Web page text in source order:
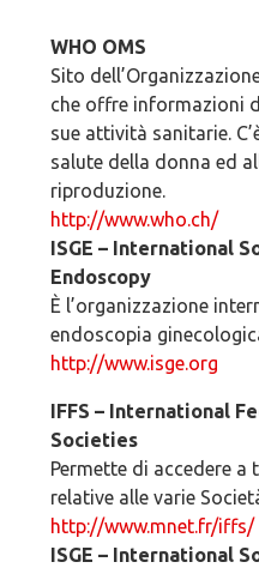
WHO OMS
Sito
che offre informazioni
sue attività sanitarie.
salute della donna ed
riproduzione.
http://www.who.ch/
ISGE – International
Endoscopy
È l’organizzazione
endoscopia
http://www.isge.org
IFFS – International
Societies
Permette di accedere
relative alle varie
http://www.mnet.fr/iffs/
ISGE – International